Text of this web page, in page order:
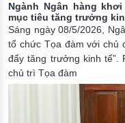
Ngành Ngân hàng
mục tiêu tăng trưởng
Sáng ngày 08/5/2026,
tổ chức Tọa đàm với chủ
đẩy tăng trưởng kinh tế”.
chủ trì Tọa đàm